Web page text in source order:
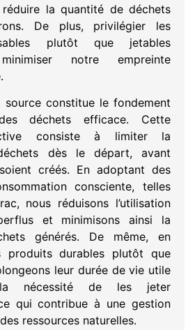
réduire la quantité de déchets
De plus, privilégier les
plutôt que jetables
notre empreinte
constitue le fondement
déchets efficace. Cette
consiste à limiter la
dès le départ, avant
créés. En adoptant des
consciente, telles
nous réduisons l’utilisation
et minimisons ainsi la
générés. De même, en
produits durables plutôt que
leur durée de vie utile
nécessité de les jeter
qui contribue à une gestion
ressources naturelles.